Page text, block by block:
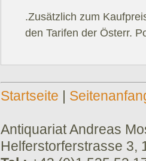
.Zusätzlich zum
den Tarifen der Österr.
Startseite |
Antiquariat Andreas
Helferstorferstrasse 3,